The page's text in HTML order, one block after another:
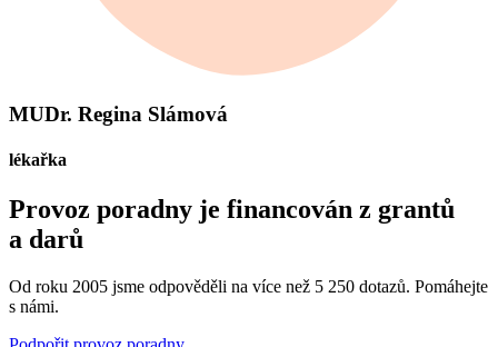
MUDr. Regina Slámová
lékařka
Provoz poradny je financován z grantů
a darů
Od roku 2005 jsme odpověděli na více než 5 250 dotazů. Pomáhejte
s námi.